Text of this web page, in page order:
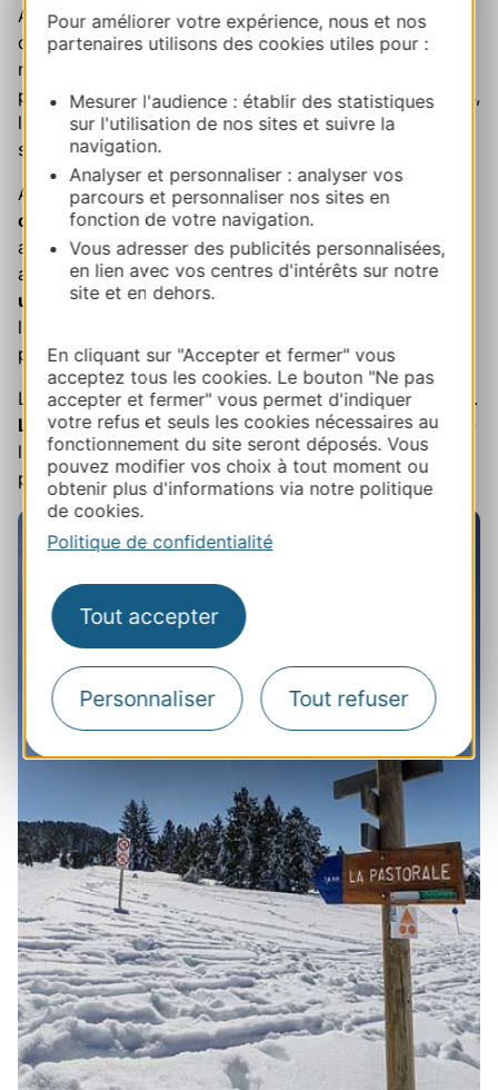
Pour améliorer votre expérience, nous et nos
partenaires utilisons des cookies utiles pour :
Mesurer l'audience : établir des statistiques
sur l'utilisation de nos sites et suivre la
navigation.
Analyser et personnaliser : analyser vos
parcours et personnaliser nos sites en
fonction de votre navigation.
Vous adresser des publicités personnalisées,
en lien avec vos centres d'intérêts sur notre
site et en dehors.
En cliquant sur "Accepter et fermer" vous
acceptez tous les cookies. Le bouton "Ne pas
accepter et fermer" vous permet d'indiquer
votre refus et seuls les cookies nécessaires au
fonctionnement du site seront déposés. Vous
pouvez modifier vos choix à tout moment ou
obtenir plus d'informations via notre politique
de cookies.
Politique de confidentialité
Tout accepter
Personnaliser Tout refuser
Après nous être émerveillés pendant une bonne
dizaine de minutes sur cepetit coin de paradis, nous
nous dirigeons vers le point d'accueil. Les premiers
pas dans la neige sont toujours particuliers et grisants,
le bruit de la neige qui craque sous nos pieds, cette
sensation de s'enfoncer dans ce manteau blanc.
Arrivés au point d'information,l'accueil est
chaleureux. Le personnel nous souhaite la bienvenue
avec un grand sourire et nous présente les différentes
activités possibles. Nous décidons deprendre
un forfait raquettes pour la matinée
location de la station, nous enfilons les raquettes et
partons faire nos premiers pas.
La sensation n’est pas si étrange que nous le pensions.
Le mouvement reste naturel, on n’a pas de besoin de
lever le genou plus haut ou d’écarter les pieds. C'est
parti pournotre première randonnée!